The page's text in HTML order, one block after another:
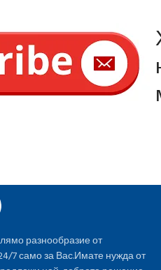
разнообразие от
7 само за Вас.Имате нужда от